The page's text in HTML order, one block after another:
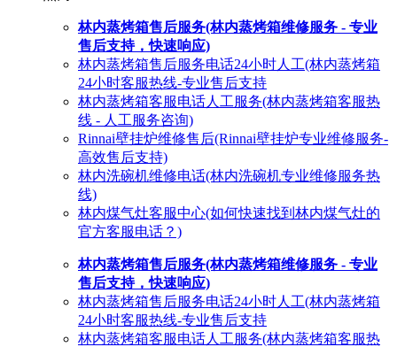
林内蒸烤箱售后服务(林内蒸烤箱维修服务 - 专业
售后支持，快速响应)
林内蒸烤箱售后服务电话24小时人工(林内蒸烤箱
24小时客服热线-专业售后支持
林内蒸烤箱客服电话人工服务(林内蒸烤箱客服热
线 - 人工服务咨询)
Rinnai壁挂炉维修售后(Rinnai壁挂炉专业维修服务-
高效售后支持)
林内洗碗机维修电话(林内洗碗机专业维修服务热
线)
林内煤气灶客服中心(如何快速找到林内煤气灶的
官方客服电话？)
林内蒸烤箱售后服务(林内蒸烤箱维修服务 - 专业
售后支持，快速响应)
林内蒸烤箱售后服务电话24小时人工(林内蒸烤箱
24小时客服热线-专业售后支持
林内蒸烤箱客服电话人工服务(林内蒸烤箱客服热